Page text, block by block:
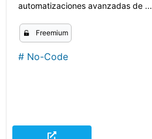
automatizaciones avanzadas de ...
Freemium
# No-Code